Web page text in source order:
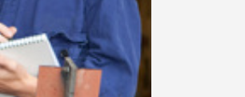
deinem Schülerpraktikum und die
Polizei-Ausbildung schon heute in
virtueller Realität!